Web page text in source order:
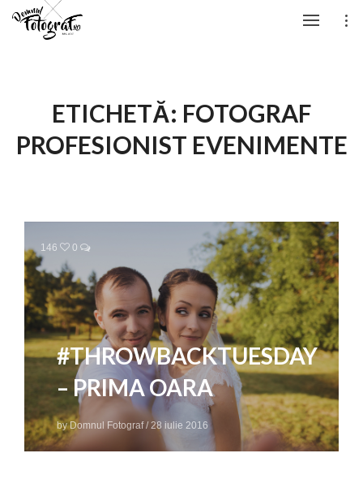
ETICHETĂ: FOTOGRAF
PROFESIONIST EVENIMENTE
146 0
#THROWBACKTUESDAY
– PRIMA OARA
byDomnul Fotograf/28 iulie 2016